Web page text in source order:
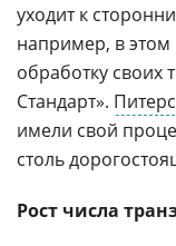
уходит к
например, в этом
обработку своих
Стандарт».
имели свой
столь
Рост числа